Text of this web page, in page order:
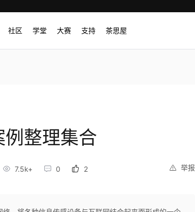
社区 学堂 大赛 支持 茶思屋
整理集合
举报
7.5k+ 0 2